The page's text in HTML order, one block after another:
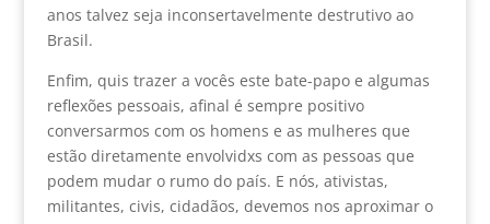
anos talvez seja inconsertavelmente destrutivo ao
Brasil.
Enfim, quis trazer a vocês este bate-papo e algumas
reflexões pessoais, afinal é sempre positivo
conversarmos com os homens e as mulheres que
estão diretamente envolvidxs com as pessoas que
podem mudar o rumo do país. E nós, ativistas,
militantes, civis, cidadãos, devemos nos aproximar o